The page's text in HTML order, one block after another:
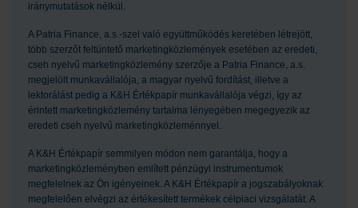
iránymutatások nélkül.
A Patria Finance, a.s.-szel való együttműködés keretében létrejött,
több szerzőt feltüntető marketingközlemények esetében az eredeti,
cseh nyelvű marketingközlemény szerzője a Patria Finance, a.s.
megjelölt munkavállalója, a magyar nyelvű fordítást, illetve a
lektorálást pedig a K&H Értékpapír munkavállalója végzi, így az
érintett marketingközlemény tartalma lényegében megegyezik az
eredeti cseh nyelvű marketingközleménnyel.
A K&H Értékpapír semmilyen módon nem garantálja, hogy a
marketingközleményben említett pénzügyi instrumentumok
megfelelnek az Ön igényeinek. A K&H Értékpapír a jogszabályoknak
megfelelően elvégzi az értékesített termékek célpiaci vizsgálatát. A